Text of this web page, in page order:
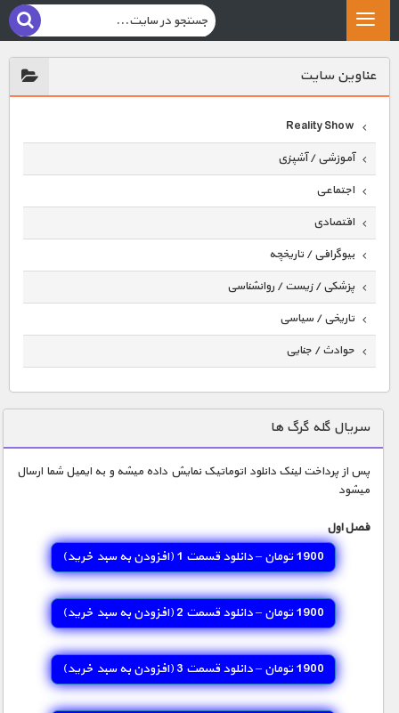
عناوين سايت
Reality Show
آموزشی / آشپزی
اجتماعی
اقتصادی
بیوگرافی / تاریخچه
پزشکی / زیست / روانشناسی
تاریخی / سیاسی
حوادث / جنایی
دنیای خوراکی ها
زمین شناسی / محیط زیست
سازه/ معماری/ مهندسی
شناخت کودکان
طبیعت
علم و فناوری
فرهنگ / هنر
کیهان / نجوم
گردشگری
سریال گله گرگ ها
پس از پرداخت لینک دانلود اتوماتیک نمایش داده میشه و به ایمیل شما ارسال
میشود
فصل اول
1900 تومان – دانلود قسمت 1 (افزودن به سبد خريد)
1900 تومان – دانلود قسمت 2 (افزودن به سبد خريد)
1900 تومان – دانلود قسمت 3 (افزودن به سبد خريد)